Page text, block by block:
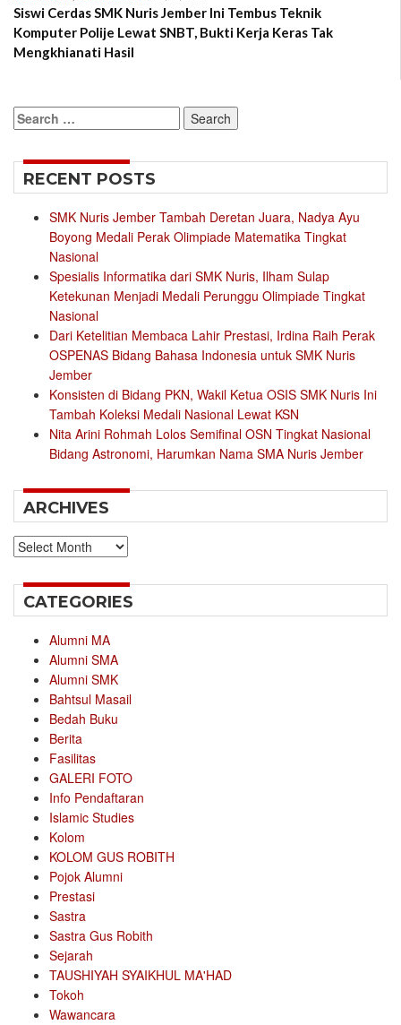
Siswi Cerdas SMK Nuris Jember Ini Tembus Teknik
Komputer Polije Lewat SNBT, Bukti Kerja Keras Tak
Mengkhianati Hasil
Search
for:
RECENT POSTS
SMK Nuris Jember Tambah Deretan Juara, Nadya Ayu
Boyong Medali Perak Olimpiade Matematika Tingkat
Nasional
Spesialis Informatika dari SMK Nuris, Ilham Sulap
Ketekunan Menjadi Medali Perunggu Olimpiade Tingkat
Nasional
Dari Ketelitian Membaca Lahir Prestasi, Irdina Raih Perak
OSPENAS Bidang Bahasa Indonesia untuk SMK Nuris
Jember
Konsisten di Bidang PKN, Wakil Ketua OSIS SMK Nuris Ini
Tambah Koleksi Medali Nasional Lewat KSN
Nita Arini Rohmah Lolos Semifinal OSN Tingkat Nasional
Bidang Astronomi, Harumkan Nama SMA Nuris Jember
ARCHIVES
Archives
CATEGORIES
Alumni MA
Alumni SMA
Alumni SMK
Bahtsul Masail
Bedah Buku
Berita
Fasilitas
GALERI FOTO
Info Pendaftaran
Islamic Studies
Kolom
KOLOM GUS ROBITH
Pojok Alumni
Prestasi
Sastra
Sastra Gus Robith
Sejarah
TAUSHIYAH SYAIKHUL MA'HAD
Tokoh
Wawancara